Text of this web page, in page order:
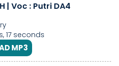
| Voc : Putri DA4
17 seconds
MP3